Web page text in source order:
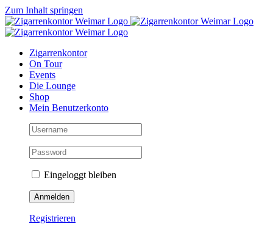
Zum Inhalt springen
Zigarrenkontor
On Tour
Events
Die Lounge
Shop
Mein Benutzerkonto
Eingeloggt bleiben
Registrieren